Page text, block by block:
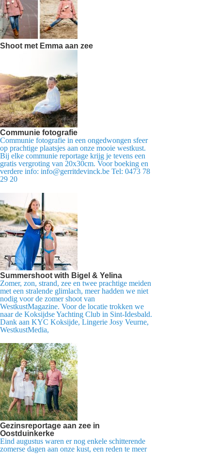
Shoot met Emma aan zee
Communie fotografie
Communie fotografie in een ongedwongen sfeer
op prachtige plaatsjes aan onze mooie westkust.
Bij elke communie reportage krijg je tevens een
gratis vergroting van 20x30cm. Voor boeking en
verdere info: info@gerritdevinck.be Tel: 0473 78
29 20
Summershoot with Bigel & Yelina
Zomer, zon, strand, zee en twee prachtige meiden
met een stralende glimlach, meer hadden we niet
nodig voor de zomer shoot van
WestkustMagazine. Voor de locatie trokken we
naar de Koksijdse Yachting Club in Sint-Idesbald.
Dank aan KYC Koksijde, Lingerie Josy Veurne,
WestkustMedia,
Gezinsreportage aan zee in
Oostduinkerke
Eind augustus waren er nog enkele schitterende
zomerse dagen aan onze kust, een reden te meer